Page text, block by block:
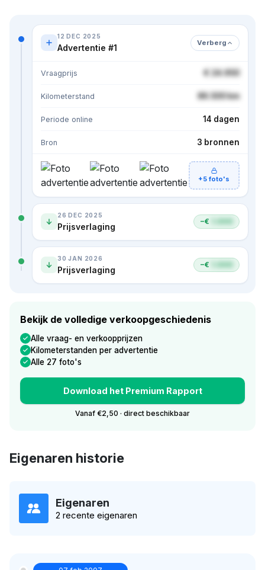
12 DEC 2025
Advertentie #1 Verberg
Vraagprijs € 24.950
Kilometerstand 86.500 km
Periode online 14 dagen
Bron 3 bronnen
+5 foto's
26 DEC 2025
Prijsverlaging −€
30 JAN 2026
Prijsverlaging −€
Bekijk de volledige verkoopgeschiedenis
Alle vraag- en verkoopprijzen
Kilometerstanden per advertentie
Alle 27 foto's
Download het Premium Rapport
Vanaf €2,50 · direct beschikbaar
Eigenaren historie
Eigenaren
2 recente eigenaren